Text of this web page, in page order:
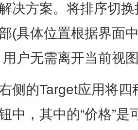
决方案。将排序切
(具体位置根据界面
用户无需离开当前视
侧的Target应用将
中，其中的“价格”